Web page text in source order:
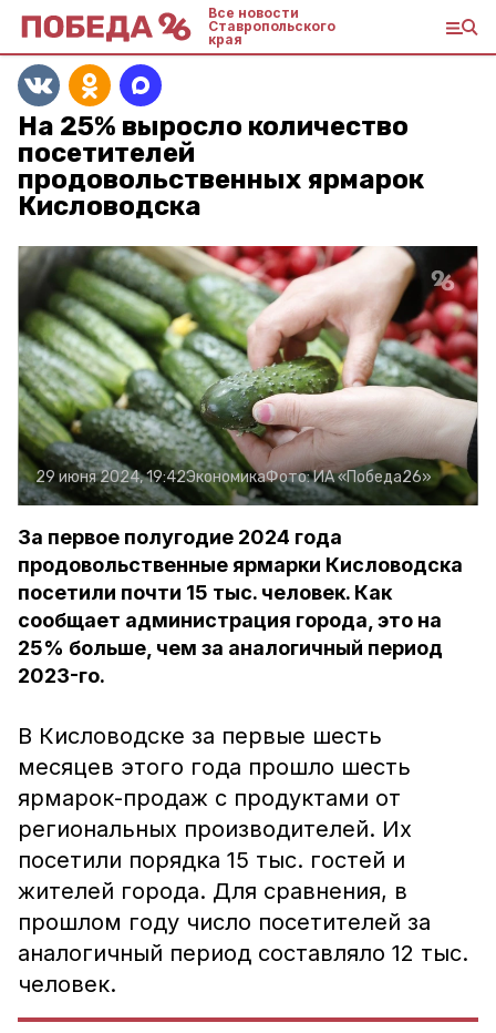
Все новости
Ставропольского
края
На 25% выросло количество
посетителей
продовольственных ярмарок
Кисловодска
29 июня 2024, 19:42ЭкономикаФото:ИА «Победа26»
За первое полугодие 2024 года
продовольственные ярмарки Кисловодска
посетили почти 15 тыс. человек. Как
сообщает администрация города, это на
25% больше, чем за аналогичный период
2023-го.
В Кисловодске за первые шесть
месяцев этого года прошло шесть
ярмарок-продаж с продуктами от
региональных производителей. Их
посетили порядка 15 тыс. гостей и
жителей города. Для сравнения, в
прошлом году число посетителей за
аналогичный период составляло 12 тыс.
человек.